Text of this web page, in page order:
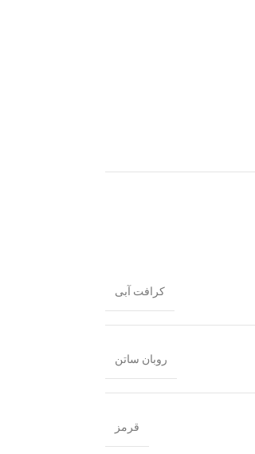
کرافت آبی
روبان ساتن
قرمز